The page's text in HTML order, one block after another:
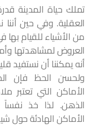
تملك حياة المدينة
العقلية. وفي حين
من الأشياء للقيام بها
العروض لمشاهدتها
أنه يمكننا أن نستفيد
ولحسن الحظ فإن
الأماكن التي تعتبر
الذهن. لذا خذ
الأماكن الهادئة حول